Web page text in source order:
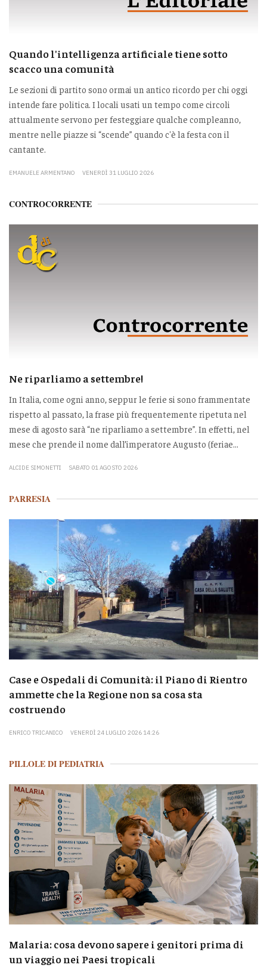
Quando l'intelligenza artificiale tiene sotto
scacco una comunità
Le sezioni di partito sono ormai un antico ricordo per chi oggi
intende fare politica. I locali usati un tempo come circoli
attualmente servono per festeggiare qualche compleanno,
mentre nelle piazze si “scende” quando c'è la festa con il
cantante.
EMANUELE ARMENTANO VENERDÌ 31 LUGLIO 2026
CONTROCORRENTE
Ne riparliamo a settembre!
In Italia, come ogni anno, seppur le ferie si sono frammentate
rispetto al passato, la frase più frequentemente ripetuta nel
mese di agosto sarà “ne riparliamo a settembre”. In effetti, nel
mese che prende il nome dall’imperatore Augusto (feriae...
ALCIDE SIMONETTI SABATO 01 AGOSTO 2026
PARRESIA
Case e Ospedali di Comunità: il Piano di Rientro
ammette che la Regione non sa cosa sta
costruendo
ENRICO TRICANICO VENERDÌ 24 LUGLIO 2026 14:26
PILLOLE DI PEDIATRIA
Malaria: cosa devono sapere i genitori prima di
un viaggio nei Paesi tropicali